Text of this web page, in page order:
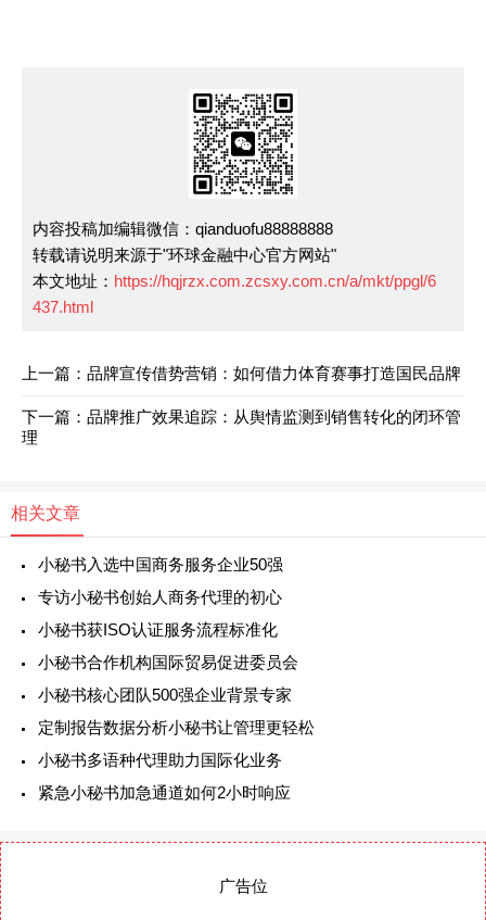
内容投稿加编辑微信：qianduofu88888888
转载请说明来源于"环球金融中心官方网站"
本文地址： https://hqjrzx.com.zcsxy.com.cn/a/mkt/ppgl/6
437.html
上一篇：品牌宣传借势营销：如何借力体育赛事打造国民品牌
下一篇：品牌推广效果追踪：从舆情监测到销售转化的闭环管
理
相关文章
小秘书入选中国商务服务企业50强
专访小秘书创始人商务代理的初心
小秘书获ISO认证服务流程标准化
小秘书合作机构国际贸易促进委员会
小秘书核心团队500强企业背景专家
定制报告数据分析小秘书让管理更轻松
小秘书多语种代理助力国际化业务
紧急小秘书加急通道如何2小时响应
广告位